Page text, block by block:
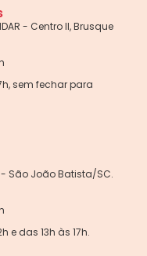
- Centro II, Brusque
sem fechar para
- São João Batista/SC.
e das 13h às 17h.